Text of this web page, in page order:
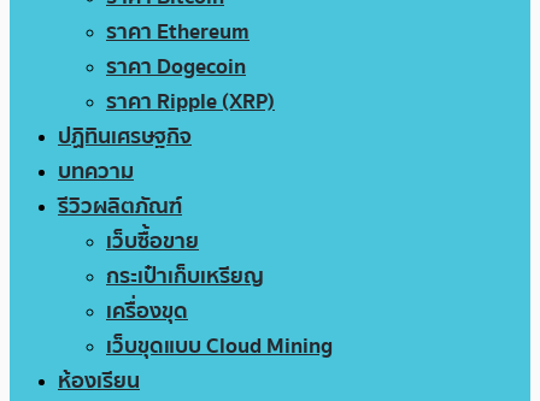
ราคา Ethereum
ราคา Dogecoin
ราคา Ripple (XRP)
ปฏิทินเศรษฐกิจ
บทความ
รีวิวผลิตภัณฑ์
เว็บซื้อขาย
กระเป๋าเก็บเหรียญ
เครื่องขุด
เว็บขุดแบบ Cloud Mining
ห้องเรียน